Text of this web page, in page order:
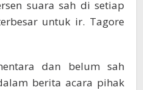
suara sah di setiap
untuk ir. Tagore
dan belum sah
berita acara pihak